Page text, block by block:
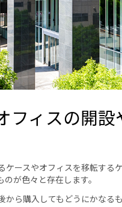
フィスの開
ースやオフィスを移転する
が色々と存在します。
ら購入してもどうにかなるも